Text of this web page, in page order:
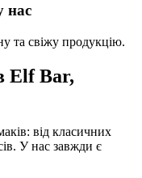
нас
та свіжу продукцію.
Elf Bar,
від класичних
У нас завжди є